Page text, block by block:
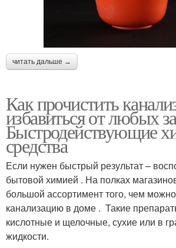
читать дальше →
Как прочистить
избавиться от любых
Быстродействующие
средства
Если нужен быстрый результат –
бытовой химией . На полках
большой ассортимент того, чем
канализацию в доме . Такие
кислотные и щелочные, сухие или в
жидкости.